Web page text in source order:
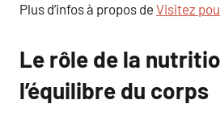
Plus d’infos à propos de Visitez
Le rôle de la
l’équilibre du corps